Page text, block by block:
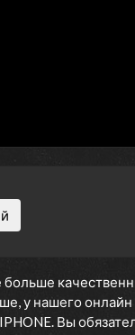
больше
у нашего
Вы